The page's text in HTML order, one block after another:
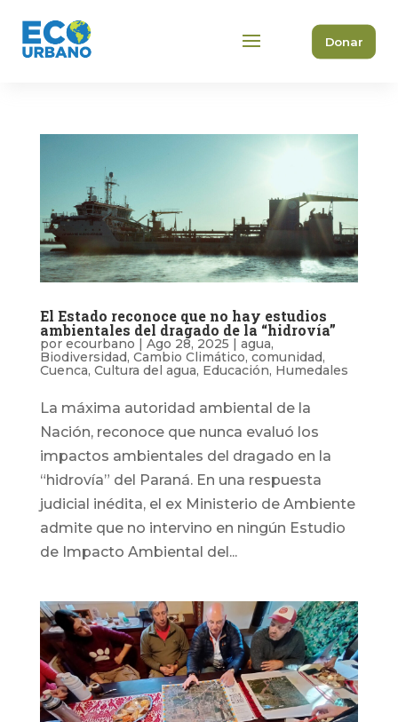
Donar
El Estado reconoce que no hay estudios
ambientales del dragado de la “hidrovía”
por ecourbano | Ago 28, 2025 | agua,
Biodiversidad, Cambio Climático, comunidad,
Cuenca, Cultura del agua, Educación, Humedales
La máxima autoridad ambiental de la
Nación, reconoce que nunca evaluó los
impactos ambientales del dragado en la
“hidrovía” del Paraná. En una respuesta
judicial inédita, el ex Ministerio de Ambiente
admite que no intervino en ningún Estudio
de Impacto Ambiental del...